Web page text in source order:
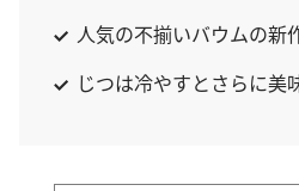
人気の不揃いバウムの新
じつは冷やすとさらに美